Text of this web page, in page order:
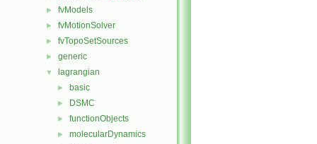
► fvModels
► fvMotionSolver
► fvTopoSetSources
► generic
▼ lagrangian
► basic
► DSMC
► functionObjects
► molecularDynamics